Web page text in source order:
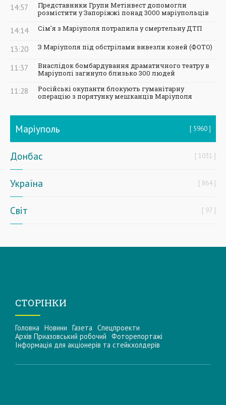
14:57
Представники Групи Метінвест допомогли
розмістити у Запоріжжі понад 3000 маріупольців
14:14 Сім'я з Маріуполя потрапила у смертельну ДТП
13:20 З Маріуполя під обстрілами вивезли коней (ФОТО)
11:37
Внаслідок бомбардування драматичного театру в
Маріуполі загинуло близько 300 людей
11:28
Російські окупанти блокують гуманітарну
операцію з порятунку мешканців Маріуполя
Маріуполь 5960
Донбас 1031
Україна 864
Світ 97
СТОРІНКИ
Головна Новини Газета Спецпроекти
Архів Приазовський робочий Фоторепортажі
Інформацiя для акцiонерiв та стейкхолдерiв